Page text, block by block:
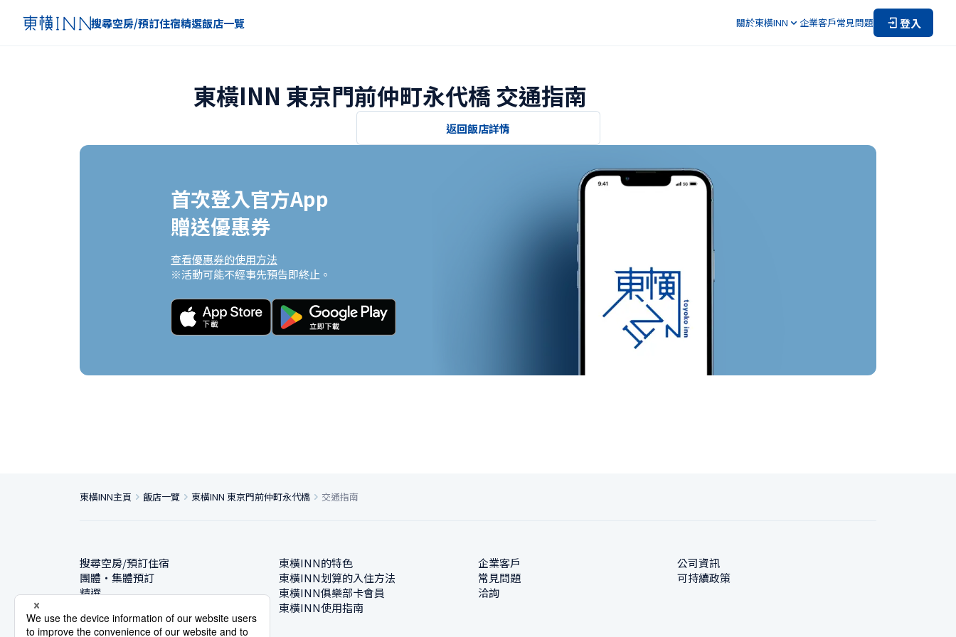
搜尋空房/預訂住宿精選飯店一覽 關於東橫INN 企業客戶常見問題 登入
東橫INN 東京門前仲町永代橋 交通指南
返回飯店詳情
首次登入官方App
贈送優惠券
查看優惠券的使用方法
※活動可能不經事先預告即終止。
東橫INN主頁 飯店一覽 東橫INN 東京門前仲町永代橋 交通指南
搜尋空房/預訂住宿
團體・集體預訂
精選
東橫INN的特色
東橫INN划算的入住方法
東橫INN俱樂部卡會員
東橫INN使用指南
企業客戶
常見問題
洽詢
公司資訊
可持續政策